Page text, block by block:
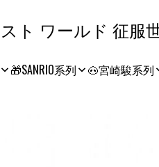
🎁SANRIO系列 🐽宮崎駿系列